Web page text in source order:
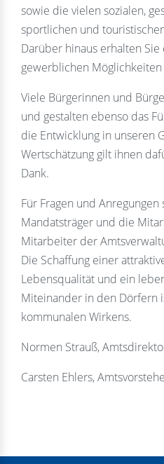
sowie die vielen sozialen,
sportlichen und
Darüber hinaus erhalten
gewerblichen
Viele Bürgerinnen und
und gestalten ebenso das
die Entwicklung in unseren
Wertschätzung gilt ihnen
Dank.
Für Fragen und
Mandatsträger und die
Mitarbeiter der
Die Schaffung einer
Lebensqualität und ein
Miteinander in den Dörfern
kommunalen Wirkens.
Normen Strauß,
Carsten Ehlers,